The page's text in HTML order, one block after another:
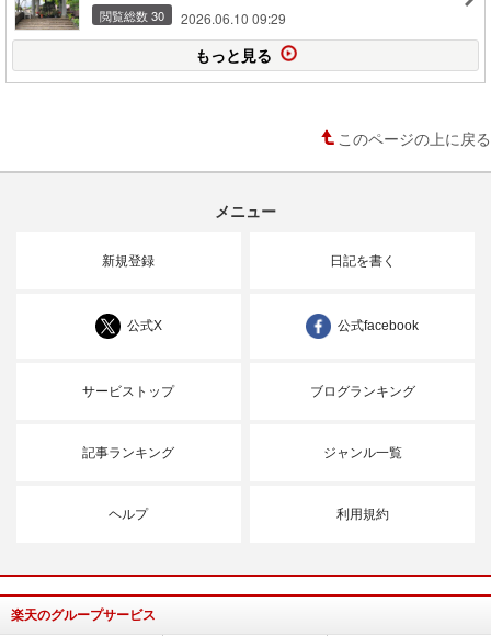
閲覧総数 30 2026.06.10 09:29
もっと見る
このページの上に戻る
メニュー
新規登録 日記を書く
公式X 公式facebook
サービストップ ブログランキング
記事ランキング ジャンル一覧
ヘルプ 利用規約
楽天のグループサービス